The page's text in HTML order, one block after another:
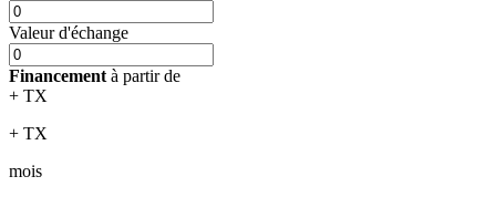
Valeur d'échange
Financement à partir de
+ TX
+ TX
mois